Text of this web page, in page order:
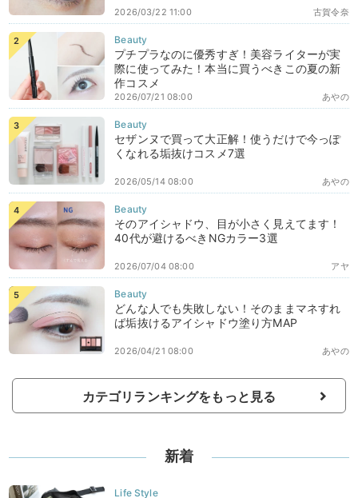
古賀令奈
2026/03/22 11:00
プチプラなのに優秀すぎ！美容ライターが実
際に使ってみた！本当に買うべきこの夏の新
作コスメ
あやの
2026/07/21 08:00
セザンヌで買って大正解！使うだけで今っぽ
くなれる垢抜けコスメ7選
あやの
2026/05/14 08:00
そのアイシャドウ、目が小さく見えてます！
40代が避けるべきNGカラー3選
アヤ
2026/07/04 08:00
どんな人でも失敗しない！そのままマネすれ
ば垢抜けるアイシャドウ塗り方MAP
あやの
2026/04/21 08:00
カテゴリランキングをもっと見る
新着